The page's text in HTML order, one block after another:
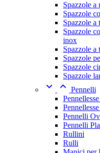
Spazzole
Spazzole
Spazzole a
Spazzole
inox
Spazzole a
Spazzole
Spazzole
Spazzole
  Pennelli
Pennelli
Pennelli
Rullini
Rulli